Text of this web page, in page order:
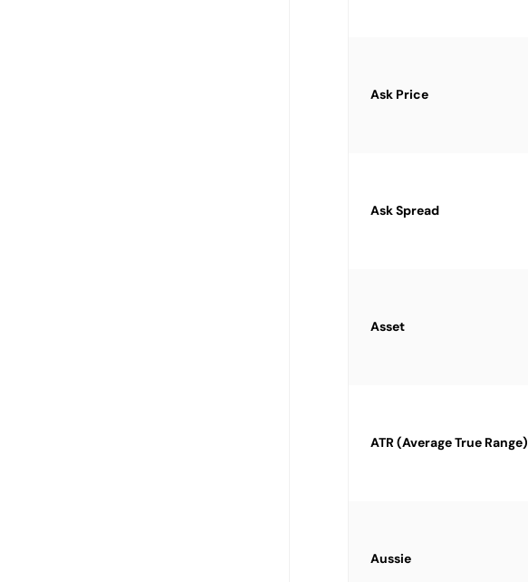
Ask Price
Ask Spread
Asset
ATR (Average True Range)
Aussie